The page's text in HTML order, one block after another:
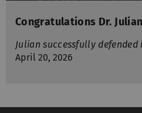
Congratulations Dr.
Julian successfully defended
April 20, 2026